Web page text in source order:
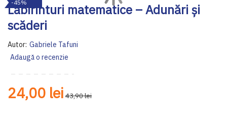
Labirinturi matematice – Adunări și
scăderi
Autor: Gabriele Tafuni
Adaugă o recenzie
24,00 lei 43,90 lei
to
the
end
the
images
-45%